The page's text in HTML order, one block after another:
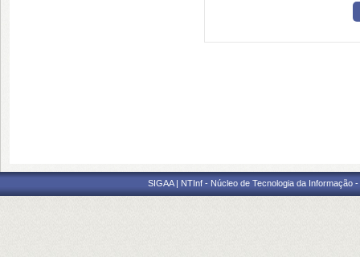
SIGAA | NTInf - Núcleo de Tecnologia da